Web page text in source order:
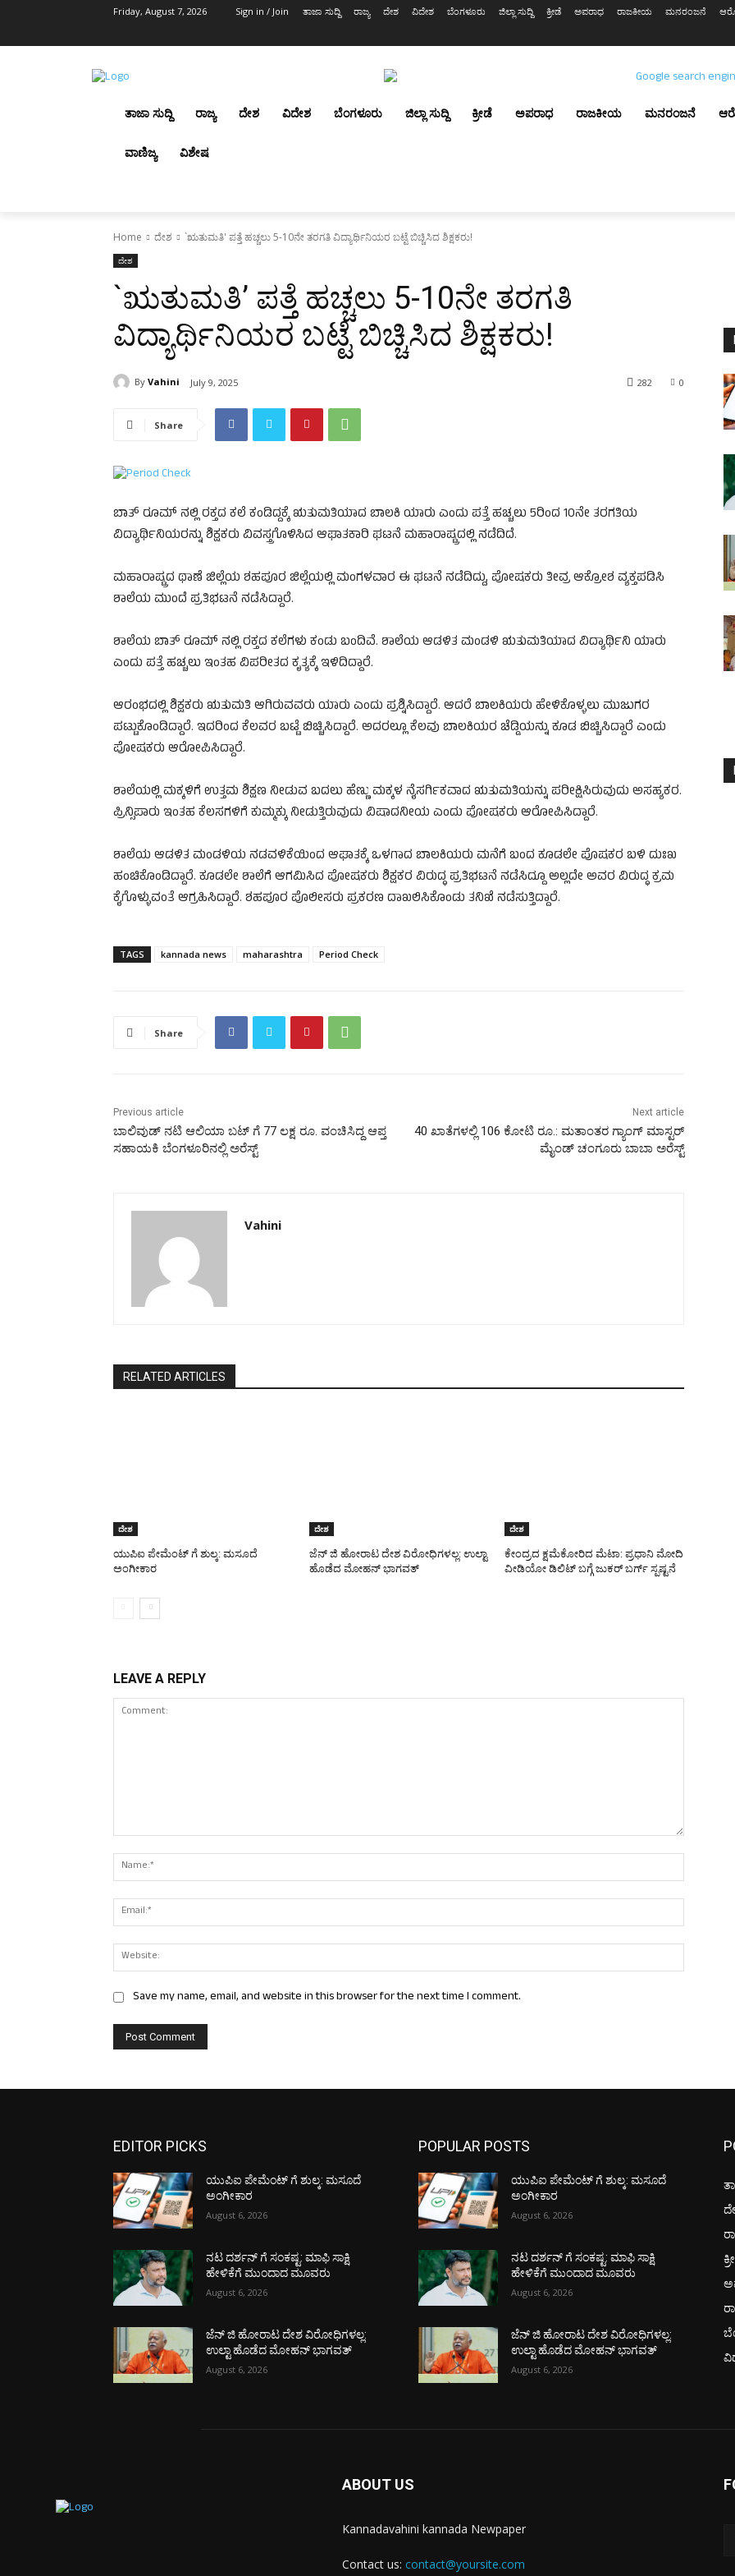
Friday, August 7, 2026 Sign in / Join ತಾಜಾ ಸುದ್ದಿ ರಾಜ್ಯ ದೇಶ ವಿದೇಶ ಬೆಂಗಳೂರು ಜಿಲ್ಲಾ ಸುದ್ದಿ ಕ್ರೀಡೆ ಅಪರಾಧ ರಾಜಕೀಯ ಮನರಂಜನೆ
ತಾಜಾ ಸುದ್ದಿ ರಾಜ್ಯ ದೇಶ ವಿದೇಶ ಬೆಂಗಳೂರು ಜಿಲ್ಲಾ ಸುದ್ದಿ ಕ್ರೀಡೆ ಅಪರಾಧ ರಾಜಕೀಯ ಮನರಂಜನೆ
ವಾಣಿಜ್ಯ ವಿಶೇಷ
Home ದೇಶ `ಋತುಮತಿ' ಪತ್ತೆ ಹಚ್ಚಲು 5-10ನೇ ತರಗತಿ ವಿದ್ಯಾರ್ಥಿನಿಯರ ಬಟ್ಟೆ ಬಿಚ್ಚಿಸಿದ ಶಿಕ್ಷಕರು!
ದೇಶ
`ಋತುಮತಿ’ ಪತ್ತೆ ಹಚ್ಚಲು 5-10ನೇ ತರಗತಿ
ವಿದ್ಯಾರ್ಥಿನಿಯರ ಬಟ್ಟೆ ಬಿಚ್ಚಿಸಿದ ಶಿಕ್ಷಕರು!
By Vahini July 9, 2025 0
282
Share
ಬಾತ್ ರೂಮ್ ನಲ್ಲಿ ರಕ್ತದ ಕಲೆ ಕಂಡಿದ್ದಕ್ಕೆ ಋತುಮತಿಯಾದ ಬಾಲಕಿ ಯಾರು ಎಂದು ಪತ್ತೆ ಹಚ್ಚಲು 5ರಿಂದ 10ನೇ ತರಗತಿಯ
ವಿದ್ಯಾರ್ಥಿನಿಯರನ್ನು ಶಿಕ್ಷಕರು ವಿವಸ್ತ್ರಗೊಳಿಸಿದ ಆಘಾತಕಾರಿ ಘಟನೆ ಮಹಾರಾಷ್ಟ್ರದಲ್ಲಿ ನಡೆದಿದೆ.
ಮಹಾರಾಷ್ಟ್ರದ ಥಾಣೆ ಜಿಲ್ಲೆಯ ಶಹಪೂರ ಜಿಲ್ಲೆಯಲ್ಲಿ ಮಂಗಳವಾರ ಈ ಘಟನೆ ನಡೆದಿದ್ದು, ಪೋಷಕರು ತೀವ್ರ ಆಕ್ರೋಶ ವ್ಯಕ್ತಪಡಿಸಿ
ಶಾಲೆಯ ಮುಂದೆ ಪ್ರತಿಭಟನೆ ನಡೆಸಿದ್ದಾರೆ.
ಶಾಲೆಯ ಬಾತ್ ರೂಮ್ ನಲ್ಲಿ ರಕ್ತದ ಕಲೆಗಳು ಕಂಡು ಬಂದಿವೆ. ಶಾಲೆಯ ಆಡಳಿತ ಮಂಡಳಿ ಋತುಮತಿಯಾದ ವಿದ್ಯಾರ್ಥಿನಿ ಯಾರು
ಎಂದು ಪತ್ತೆ ಹಚ್ಚಲು ಇಂತಹ ವಿಪರೀತದ ಕೃತ್ಯಕ್ಕೆ ಇಳಿದಿದ್ದಾರೆ.
ಆರಂಭದಲ್ಲಿ ಶಿಕ್ಷಕರು ಋತುಮತಿ ಆಗಿರುವವರು ಯಾರು ಎಂದು ಪ್ರಶ್ನಿಸಿದ್ದಾರೆ. ಆದರೆ ಬಾಲಕಿಯರು ಹೇಳಿಕೊಳ್ಳಲು ಮುಜುಗರ
ಪಟ್ಟುಕೊಂಡಿದ್ದಾರೆ. ಇದರಿಂದ ಕೆಲವರ ಬಟ್ಟೆ ಬಿಚ್ಚಿಸಿದ್ದಾರೆ. ಅದರಲ್ಲೂ ಕೆಲವು ಬಾಲಕಿಯರ ಚೆಡ್ಡಿಯನ್ನು ಕೂಡ ಬಿಚ್ಚಿಸಿದ್ದಾರೆ ಎಂದು
ಪೋಷಕರು ಆರೋಪಿಸಿದ್ದಾರೆ.
ಶಾಲೆಯಲ್ಲಿ ಮಕ್ಕಳಿಗೆ ಉತ್ತಮ ಶಿಕ್ಷಣ ನೀಡುವ ಬದಲು ಹೆಣ್ಣು ಮಕ್ಕಳ ನೈಸರ್ಗಿಕವಾದ ಋತುಮತಿಯನ್ನು ಪರೀಕ್ಷಿಸಿರುವುದು ಅಸಹ್ಯಕರ.
ಪ್ರಿನ್ಸಿಪಾರು ಇಂತಹ ಕೆಲಸಗಳಿಗೆ ಕುಮ್ಮಕ್ಕು ನೀಡುತ್ತಿರುವುದು ವಿಷಾದನೀಯ ಎಂದು ಪೋಷಕರು ಆರೋಪಿಸಿದ್ದಾರೆ.
ಶಾಲೆಯ ಆಡಳಿತ ಮಂಡಳಿಯ ನಡವಳಿಕೆಯಿಂದ ಆಘಾತಕ್ಕೆ ಒಳಗಾದ ಬಾಲಕಿಯರು ಮನೆಗೆ ಬಂದ ಕೂಡಲೇ ಪೊಷಕರ ಬಳಿ ದುಃಖ
ಹಂಚಿಕೊಂಡಿದ್ದಾರೆ. ಕೂಡಲೇ ಶಾಲೆಗೆ ಆಗಮಿಸಿದ ಪೋಷಕರು ಶಿಕ್ಷಕರ ವಿರುದ್ಧ ಪ್ರತಿಭಟನೆ ನಡೆಸಿದ್ದೂ ಅಲ್ಲದೇ ಅವರ ವಿರುದ್ಧ ಕ್ರಮ
ಕೈಗೊಳ್ಳುವಂತೆ ಆಗ್ರಹಿಸಿದ್ದಾರೆ. ಶಹಪೂರ ಪೊಲೀಸರು ಪ್ರಕರಣ ದಾಖಲಿಸಿಕೊಂಡು ತನಿಖೆ ನಡೆಸುತ್ತಿದ್ದಾರೆ.
TAGS kannada news maharashtra Period Check
Share
Previous article
ಬಾಲಿವುಡ್ ನಟಿ ಆಲಿಯಾ ಬಟ್ ಗೆ 77 ಲಕ್ಷ ರೂ. ವಂಚಿಸಿದ್ದ ಆಪ್ತ
ಸಹಾಯಕಿ ಬೆಂಗಳೂರಿನಲ್ಲಿ ಅರೆಸ್ಟ್
Next article
40 ಖಾತೆಗಳಲ್ಲಿ 106 ಕೋಟಿ ರೂ.: ಮತಾಂತರ ಗ್ಯಾಂಗ್ ಮಾಸ್ಟರ್
ಮೈಂಡ್ ಚಂಗೂರು ಬಾಬಾ ಅರೆಸ್ಟ್
Vahini
RELATED ARTICLES
ದೇಶ
ಯುಪಿಐ ಪೇಮೆಂಟ್ ಗೆ ಶುಲ್ಕ: ಮಸೂದೆ
ಅಂಗೀಕಾರ
ದೇಶ
ಜೆನ್ ಜಿ ಹೋರಾಟ ದೇಶ ವಿರೋಧಿಗಳಲ್ಲ: ಉಲ್ಟಾ
ಹೊಡೆದ ಮೋಹನ್ ಭಾಗವತ್
ದೇಶ
ಕೇಂದ್ರದ ಕ್ಷಮೆಕೋರಿದ ಮೆಟಾ: ಪ್ರಧಾನಿ ಮೋದಿ
ವೀಡಿಯೋ ಡಿಲಿಟ್ ಬಗ್ಗೆ ಜುಕರ್ ಬರ್ಗ್ ಸ್ಪಷ್ಟನೆ
LEAVE A REPLY
Save my name, email, and website in this browser for the next time I comment.
EDITOR PICKS
ಯುಪಿಐ ಪೇಮೆಂಟ್ ಗೆ ಶುಲ್ಕ: ಮಸೂದೆ
ಅಂಗೀಕಾರ
August 6, 2026
ನಟ ದರ್ಶನ್ ಗೆ ಸಂಕಷ್ಟ: ಮಾಫಿ ಸಾಕ್ಷಿ
ಹೇಳಿಕೆಗೆ ಮುಂದಾದ ಮೂವರು
August 6, 2026
ಜೆನ್ ಜಿ ಹೋರಾಟ ದೇಶ ವಿರೋಧಿಗಳಲ್ಲ:
ಉಲ್ಟಾ ಹೊಡೆದ ಮೋಹನ್ ಭಾಗವತ್
August 6, 2026
POPULAR POSTS
ಯುಪಿಐ ಪೇಮೆಂಟ್ ಗೆ ಶುಲ್ಕ: ಮಸೂದೆ
ಅಂಗೀಕಾರ
August 6, 2026
ನಟ ದರ್ಶನ್ ಗೆ ಸಂಕಷ್ಟ: ಮಾಫಿ ಸಾಕ್ಷಿ
ಹೇಳಿಕೆಗೆ ಮುಂದಾದ ಮೂವರು
August 6, 2026
ಜೆನ್ ಜಿ ಹೋರಾಟ ದೇಶ ವಿರೋಧಿಗಳಲ್ಲ:
ಉಲ್ಟಾ ಹೊಡೆದ ಮೋಹನ್ ಭಾಗವತ್
August 6, 2026
ABOUT US
Kannadavahini kannada Newpaper
Contact us: contact@yoursite.com